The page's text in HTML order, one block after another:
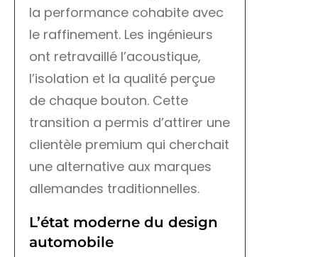
la performance cohabite avec
le raffinement. Les ingénieurs
ont retravaillé l’acoustique,
l’isolation et la qualité perçue
de chaque bouton. Cette
transition a permis d’attirer une
clientèle premium qui cherchait
une alternative aux marques
allemandes traditionnelles.
L’état moderne du design
automobile